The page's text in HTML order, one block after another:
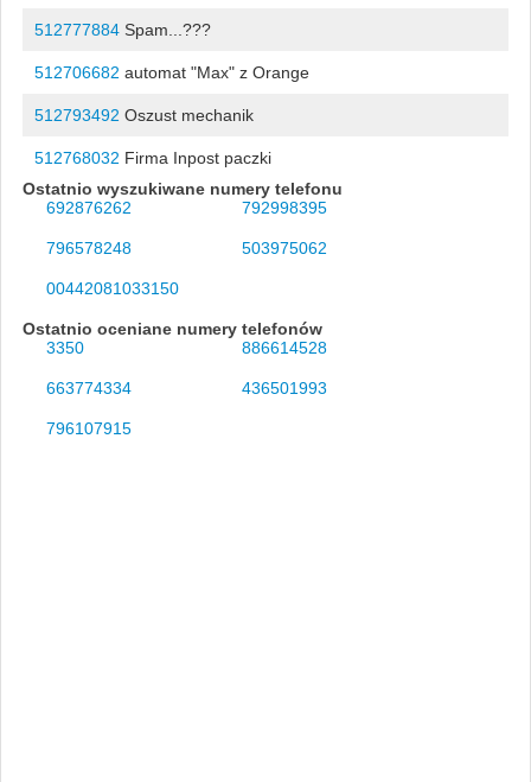
512777884Spam...???
512706682 automat "Max" z Orange
512793492 Oszust mechanik
512768032 Firma Inpost paczki
Ostatnio wyszukiwane numery telefonu
692876262
792998395
796578248 503975062
00442081033150
Ostatnio oceniane numery telefonów
3350
886614528
663774334 436501993
796107915